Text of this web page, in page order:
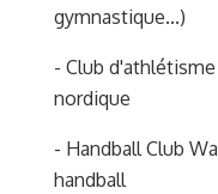
gymnastique...)
- Club
nordique
- Handball Club
handball